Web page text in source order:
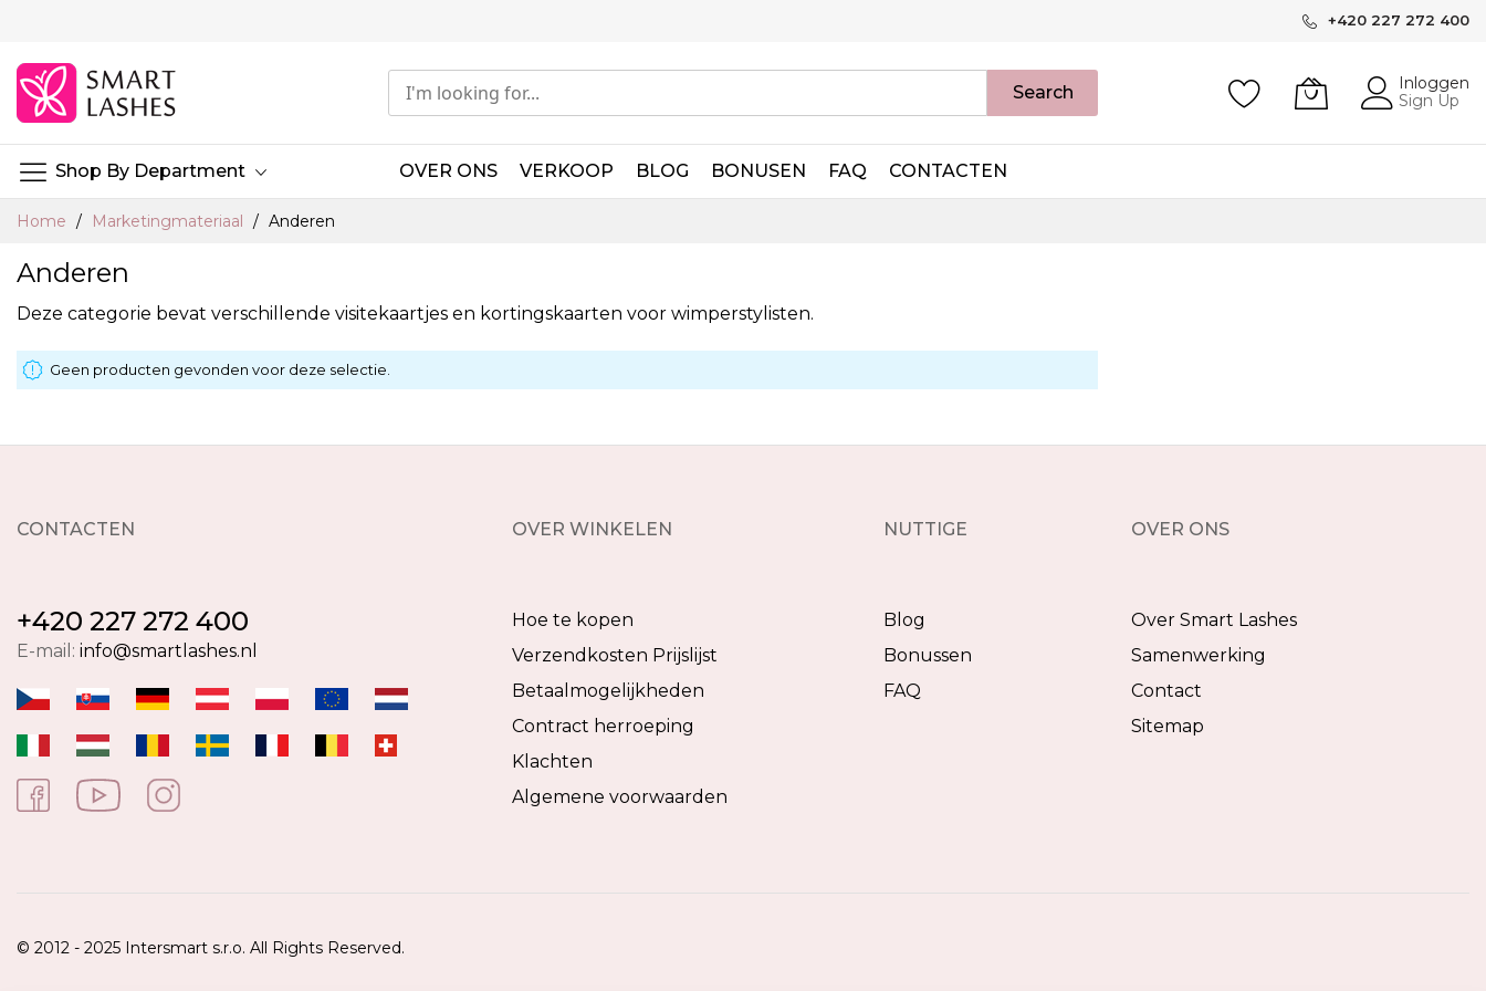
de
inhoud
+420 227 272 400
Shop By Department
Search
Inloggen
Sign Up
OVER ONS VERKOOP BLOG BONUSEN FAQ CONTACTEN
Home Marketingmateriaal Anderen
Anderen
Deze categorie bevat verschillende visitekaartjes en kortingskaarten voor wimperstylisten.
Geen producten gevonden voor deze selectie.
CONTACTEN
+420 227 272 400
E-mail: info@smartlashes.nl
OVER WINKELEN
Hoe te kopen
Verzendkosten Prijslijst
Betaalmogelijkheden
Contract herroeping
Klachten
Algemene voorwaarden
NUTTIGE
Blog
Bonussen
FAQ
OVER ONS
Over Smart Lashes
Samenwerking
Contact
Sitemap
© 2012 - 2025 Intersmart s.r.o. All Rights Reserved.